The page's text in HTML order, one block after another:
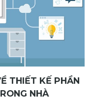
THIẾT KẾ PHẦN
NHÀ